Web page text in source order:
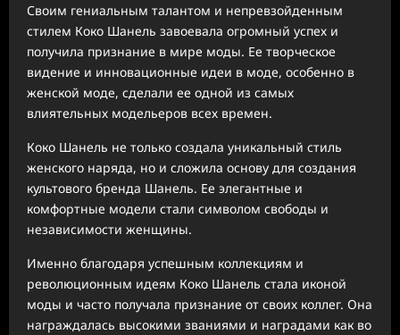
Своим гениальным талантом и непревзойденным
стилем Коко Шанель завоевала огромный успех и
получила признание в мире моды. Ее творческое
видение и инновационные идеи в моде, особенно в
женской моде, сделали ее одной из самых
влиятельных модельеров всех времен.
Коко Шанель не только создала уникальный стиль
женского наряда, но и сложила основу для создания
культового бренда Шанель. Ее элегантные и
комфортные модели стали символом свободы и
независимости женщины.
Именно благодаря успешным коллекциям и
революционным идеям Коко Шанель стала иконой
моды и часто получала признание от своих коллег. Она
награждалась высокими званиями и наградами как во